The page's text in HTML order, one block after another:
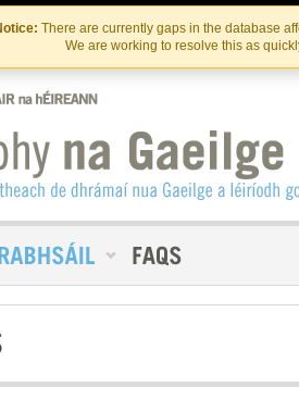
Skip
to
the
content
Skip
to
content
There are currently gaps in the database
We are working to resolve this as
Teagmháil Linn